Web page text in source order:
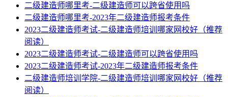
二级建造师哪里考-二级建造师可以跨省使用吗
二级建造师哪里考-2023年二级建造师报考条件
2023二级建造师考试-二级建造师培训哪家网校好（推荐
阅读）
2023二级建造师考试-二级建造师可以跨省使用吗
2023二级建造师考试-2023年二级建造师报考条件
二级建造师培训学院-二级建造师培训哪家网校好（推荐
阅读）